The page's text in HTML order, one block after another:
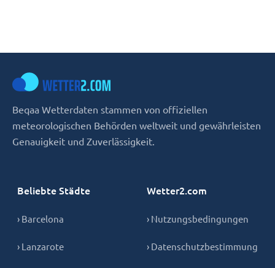
Beqaa Wetterdaten stammen von offiziellen
meteorologischen Behörden weltweit und gewährleisten
Genauigkeit und Zuverlässigkeit.
Beliebte Städte
› Barcelona
› Lanzarote
Wetter2.com
› Nutzungsbedingungen
› Datenschutzbestimmung